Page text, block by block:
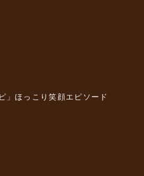
」ほっこり笑顔エピソード